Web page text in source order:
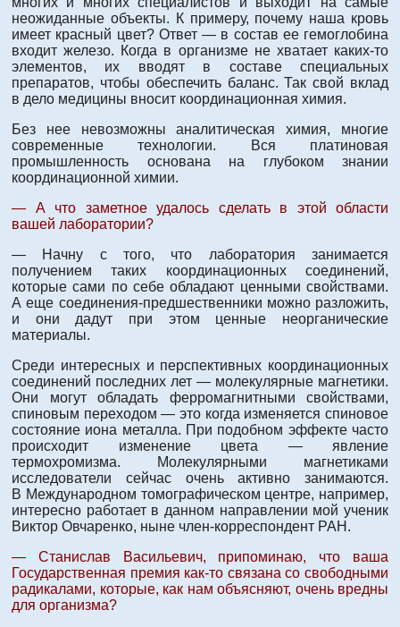
неожиданные объекты. К примеру, почему наша кровь
имеет красный цвет? Ответ — в состав ее гемоглобина
входит железо. Когда в организме не хватает каких-то
элементов, их вводят в составе специальных
препаратов, чтобы обеспечить баланс. Так свой вклад
в дело медицины вносит координационная химия.
Без нее невозможны аналитическая химия, многие
современные технологии. Вся платиновая
промышленность основана на глубоком знании
координационной химии.
— А что заметное удалось сделать в этой области
вашей лаборатории?
— Начну с того, что лаборатория занимается
получением таких координационных соединений,
которые сами по себе обладают ценными свойствами.
А еще соединения-предшественники можно разложить,
и они дадут при этом ценные неорганические
материалы.
Среди интересных и перспективных координационных
соединений последних лет — молекулярные магнетики.
Они могут обладать ферромагнитными свойствами,
спиновым переходом — это когда изменяется спиновое
состояние иона металла. При подобном эффекте часто
происходит изменение цвета — явление
термохромизма. Молекулярными магнетиками
исследователи сейчас очень активно занимаются.
В Международном томографическом центре, например,
интересно работает в данном направлении мой ученик
Виктор Овчаренко, ныне член-корреспондент РАН.
— Станислав Васильевич, припоминаю, что ваша
Государственная премия как-то связана со свободными
радикалами, которые, как нам объясняют, очень вредны
для организма?